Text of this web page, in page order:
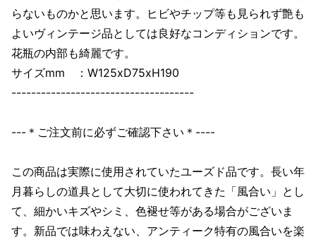
らないものかと思います。ヒビやチップ等も見られず艶も
よいヴィンテージ品としては良好なコンディションです。
花瓶の内部も綺麗です。
サイズmm ：W125xD75xH190
-------------------------------------
---＊ご注文前に必ずご確認下さい＊----
この商品は実際に使用されていたユーズド品です。長い年
月暮らしの道具として大切に使われてきた「風合い」とし
て、細かいキズやシミ、色褪せ等がある場合がございま
す。新品では味わえない、アンティーク特有の風合いを楽